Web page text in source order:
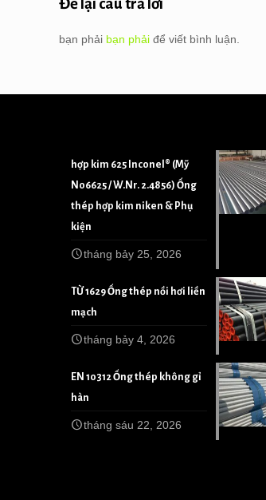
Để lại câu trả lời
bạn phải bạn phải để viết bình luận.
hợp kim 625 Inconel® (Mỹ
N06625 / W.Nr. 2.4856) Ống
thép hợp kim niken & Phụ
kiện
tháng bảy 25, 2026
TỪ 1629 Ống thép nồi hơi liền
mạch
tháng bảy 4, 2026
EN 10312 Ống thép không gỉ
hàn
tháng sáu 22, 2026